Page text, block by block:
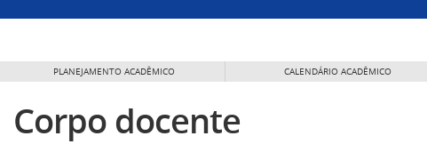
PLANEJAMENTO ACADÊMICO CALENDÁRIO ACADÊMICO
Corpo docente